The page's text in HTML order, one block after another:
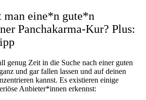
man eine*n gute*n
Panchakarma-Kur? Plus:
genug Zeit in die Suche nach einer guten
und gar fallen lassen und auf deinen
kannst. Es existieren einige
Anbieter*innen erkennst: